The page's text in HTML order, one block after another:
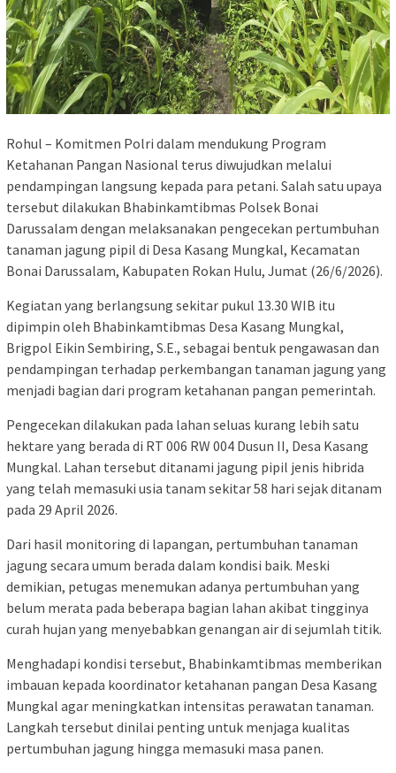
Rohul – Komitmen Polri dalam mendukung Program
Ketahanan Pangan Nasional terus diwujudkan melalui
pendampingan langsung kepada para petani. Salah satu upaya
tersebut dilakukan Bhabinkamtibmas Polsek Bonai
Darussalam dengan melaksanakan pengecekan pertumbuhan
tanaman jagung pipil di Desa Kasang Mungkal, Kecamatan
Bonai Darussalam, Kabupaten Rokan Hulu, Jumat (26/6/2026).
Kegiatan yang berlangsung sekitar pukul 13.30 WIB itu
dipimpin oleh Bhabinkamtibmas Desa Kasang Mungkal,
Brigpol Eikin Sembiring, S.E., sebagai bentuk pengawasan dan
pendampingan terhadap perkembangan tanaman jagung yang
menjadi bagian dari program ketahanan pangan pemerintah.
Pengecekan dilakukan pada lahan seluas kurang lebih satu
hektare yang berada di RT 006 RW 004 Dusun II, Desa Kasang
Mungkal. Lahan tersebut ditanami jagung pipil jenis hibrida
yang telah memasuki usia tanam sekitar 58 hari sejak ditanam
pada 29 April 2026.
Dari hasil monitoring di lapangan, pertumbuhan tanaman
jagung secara umum berada dalam kondisi baik. Meski
demikian, petugas menemukan adanya pertumbuhan yang
belum merata pada beberapa bagian lahan akibat tingginya
curah hujan yang menyebabkan genangan air di sejumlah titik.
Menghadapi kondisi tersebut, Bhabinkamtibmas memberikan
imbauan kepada koordinator ketahanan pangan Desa Kasang
Mungkal agar meningkatkan intensitas perawatan tanaman.
Langkah tersebut dinilai penting untuk menjaga kualitas
pertumbuhan jagung hingga memasuki masa panen.